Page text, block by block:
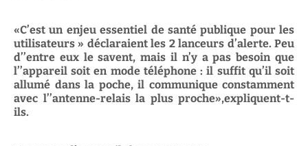
«C’est un enjeu essentiel de santé publique pour les
utilisateurs » déclaraient les 2 lanceurs d’alerte. Peu
d’’entre eux le savent, mais il n’y a pas besoin que
l’’appareil soit en mode téléphone : il suffit qu’il soit
allumé dans la poche, il communique constamment
avec l’’antenne-relais la plus proche»,expliquent-t-
ils.